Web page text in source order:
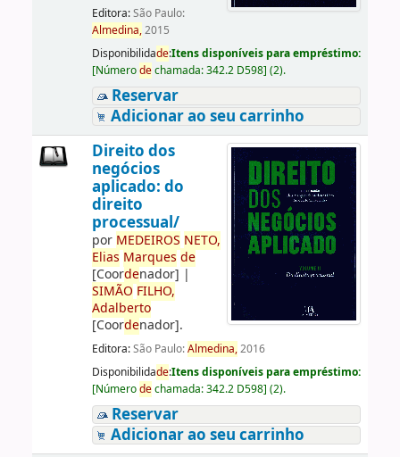
Editora:São Paulo:
Almedina,2015
Disponibilidade:Itens disponíveis para empréstimo:
[Númerodechamada:342.2 D598] (2).
Reservar
Adicionar ao seu carrinho
Direito dos
negócios
aplicado: do
direito
processual/
por MEDEIROS NETO,
Elias Marques de
[Coordenador] |
SIMÃO FILHO,
Adalberto
[Coordenador].
Editora:São Paulo:Almedina,2016
Disponibilidade:Itens disponíveis para empréstimo:
[Númerodechamada:342.2 D598] (2).
Reservar
Adicionar ao seu carrinho